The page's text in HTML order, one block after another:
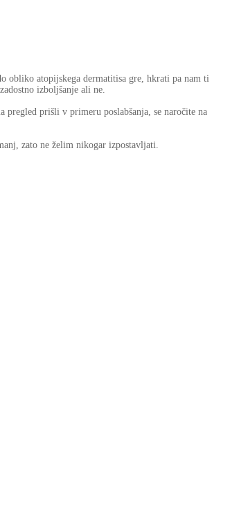
obliko atopijskega dermatitisa gre, hkrati pa nam ti
izboljšanje ali ne.
prišli v primeru poslabšanja, se naročite na
zato ne želim nikogar izpostavljati.